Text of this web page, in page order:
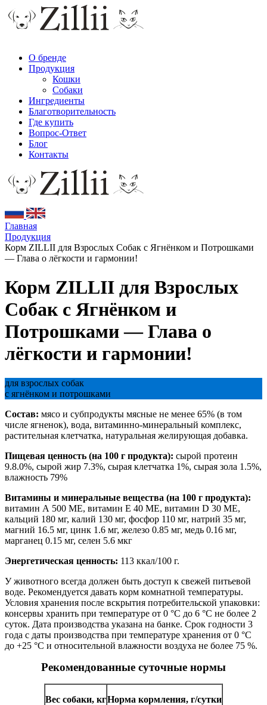
О бренде
Продукция
Кошки
Собаки
Ингредиенты
Благотворительность
Где купить
Вопрос-Ответ
Блог
Контакты
Главная
Продукция
Корм ZILLII для Взрослых Собак с Ягнёнком и Потрошками
— Глава о лёгкости и гармонии!
Корм ZILLII для Взрослых
Собак с Ягнёнком и
Потрошками — Глава о
лёгкости и гармонии!
для взрослых собак
с ягнёнком и потрошками
Состав: мясо и субпродукты мясные не менее 65% (в том
числе ягненок), вода, витаминно-минеральный комплекс,
растительная клетчатка, натуральная желирующая добавка.
Пищевая ценность (на 100 г продукта): сырой протеин
9.8.0%, сырой жир 7.3%, сырая клетчатка 1%, сырая зола 1.5%,
влажность 79%
Витамины и минеральные вещества (на 100 г продукта):
витамин А 500 МЕ, витамин Е 40 МЕ, витамин D 30 МЕ,
кальций 180 мг, калий 130 мг, фосфор 110 мг, натрий 35 мг,
магний 16.5 мг, цинк 1.6 мг, железо 0.85 мг, медь 0.16 мг,
марганец 0.15 мг, селен 5.6 мкг
Энергетическая ценность: 113 ккал/100 г.
У животного всегда должен быть доступ к свежей питьевой
воде. Рекомендуется давать корм комнатной температуры.
Условия хранения после вскрытия потребительской упаковки:
консервы хранить при температуре от 0 °С до 6 °С не более 2
суток. Дата производства указана на банке. Срок годности 3
года с даты производства при температуре хранения от 0 °С
до +25 °С и относительной влажности воздуха не более 75 %.
Рекомендованные суточные нормы
Вес собаки, кгНорма кормления, г/сутки